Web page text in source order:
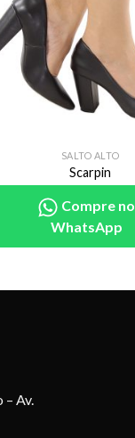
SALTO ALTO
Scarpin
Compre no
WhatsApp
Av.